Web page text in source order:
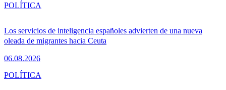
Los servicios de inteligencia españoles advierten de una nueva
oleada de migrantes hacia Ceuta
06.08.2026
POLÍTICA
POLÍTICA